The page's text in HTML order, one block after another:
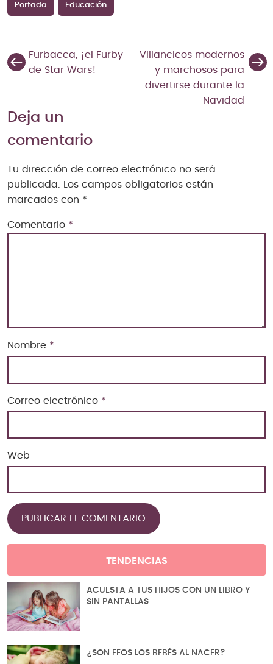
Portada Educación
Furbacca, ¡el Furby
de Star Wars!
Villancicos modernos
y marchosos para
divertirse durante la
Navidad
Deja un
comentario
Tu dirección de correo electrónico no será
publicada.
Los campos obligatorios están
marcados con *
Comentario *
Nombre *
Correo electrónico *
Web
TENDENCIAS
ACUESTA A TUS HIJOS CON UN LIBRO Y
SIN PANTALLAS
¿SON FEOS LOS BEBÉS AL NACER?